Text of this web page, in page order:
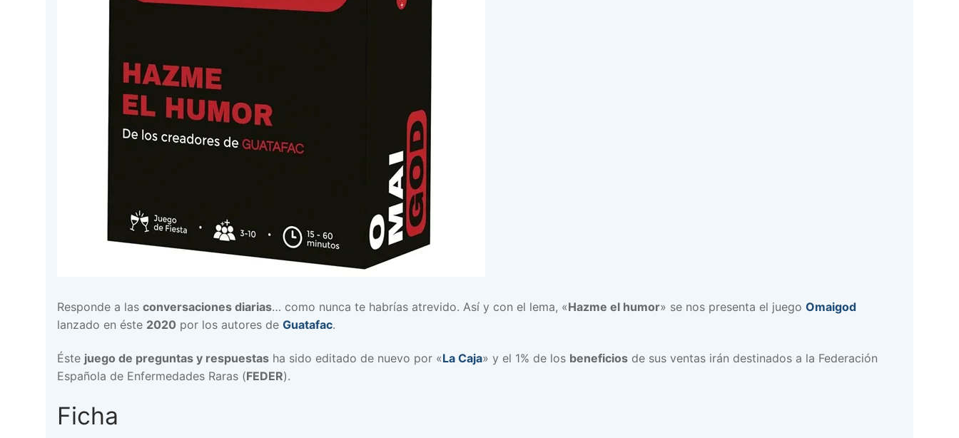
Responde a las conversaciones diarias… como nunca te habrías atrevido. Así y con el lema, «Hazme el humor» se nos presenta el juego Omaigod
lanzado en éste 2020 por los autores de Guatafac.
Éste juego de preguntas y respuestas ha sido editado de nuevo por «La Caja» y el 1% de los beneficios de sus ventas irán destinados a la Federación
Española de Enfermedades Raras (FEDER).
Ficha